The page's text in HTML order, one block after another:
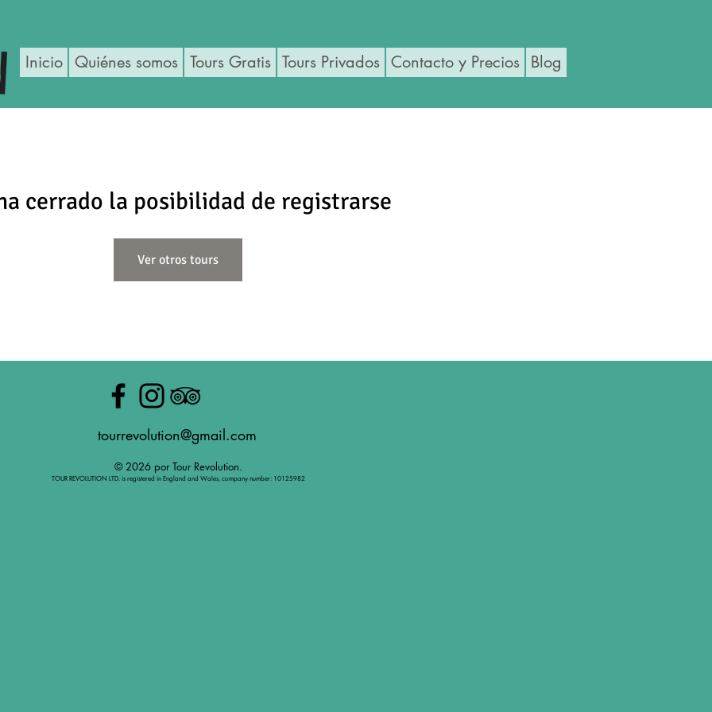
Inicio Quiénes somos Tours Gratis Tours Privados Contacto y Precios Blog
cerrado la posibilidad de registrarse
Ver otros tours
tourrevolution@gmail.com
© 2026 por Tour Revolution.
TOUR REVOLUTION LTD. is registered in England and Wales, company number: 10125982